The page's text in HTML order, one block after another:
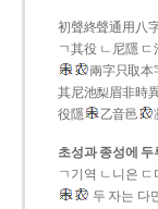
初聲終聲通用八
ㄱ其役 ㄴ尼隱 ㄷ
兩字只取本
其尼池梨眉非時
役隱
乙音邑
초성과 종성에
ㄱ기역 ㄴ니은
두 자는 다